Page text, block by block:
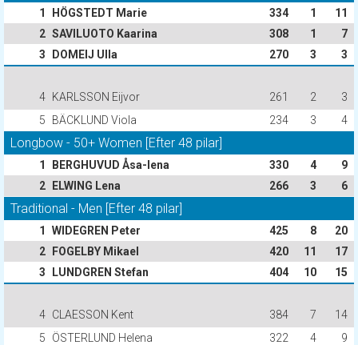
1 HÖGSTEDT Marie 334 1
11
2 SAVILUOTO Kaarina 308 1
7
3
DOMEIJ Ulla 270 3 3
4 KARLSSON Eijvor 261 2
3
5
BÄCKLUND Viola 234 3 4
Longbow - 50+ Women [Efter 48 pilar]
1 BERGHUVUD Åsa-lena 330 4
9
2
ELWING Lena 266 3 6
Traditional - Men [Efter 48 pilar]
1 WIDEGREN Peter 425 8
20
2
FOGELBY Mikael 420 11
17
3
LUNDGREN Stefan 404 10 15
4 CLAESSON Kent 384 7
14
5
ÖSTERLUND Helena 322 4 9